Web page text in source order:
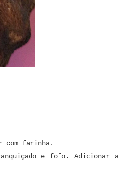
com farinha.
e fofo. Adicionar a